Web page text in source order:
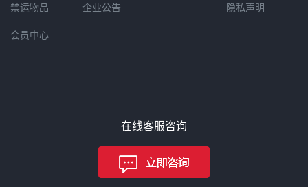
禁运物品
会员中心
企业公告 隐私声明
在线客服咨询